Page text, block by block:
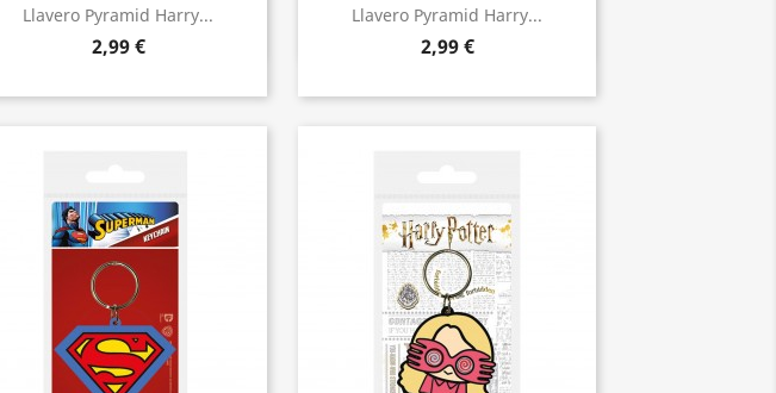
Llavero Pyramid Harry...
2,99 €
Vista rápida Llavero Pyramid Harry...
2,99 €
Vista rápida